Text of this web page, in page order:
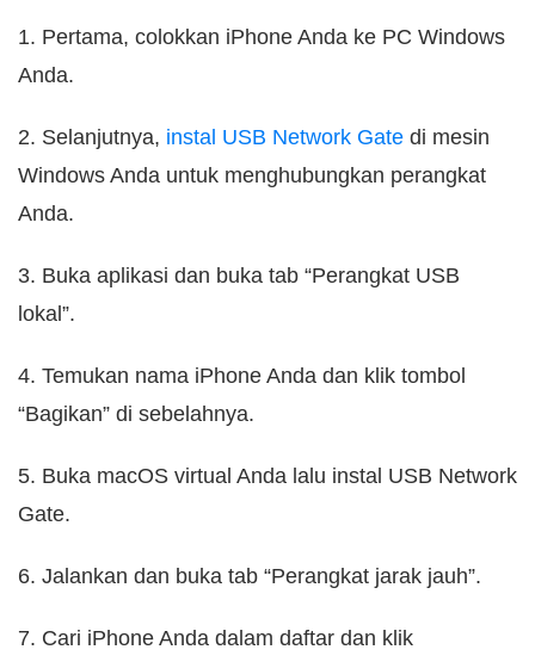
1. Pertama, colokkan iPhone Anda ke PC Windows
Anda.
2. Selanjutnya, instal USB Network Gate di mesin
Windows Anda untuk menghubungkan perangkat
Anda.
3. Buka aplikasi dan buka tab “Perangkat USB
lokal”.
4. Temukan nama iPhone Anda dan klik tombol
“Bagikan” di sebelahnya.
5. Buka macOS virtual Anda lalu instal USB Network
Gate.
6. Jalankan dan buka tab “Perangkat jarak jauh”.
7. Cari iPhone Anda dalam daftar dan klik